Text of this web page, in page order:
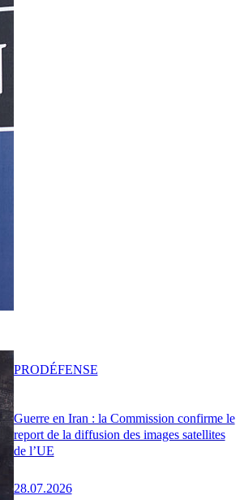
Guerre en Iran : la Commission confirme le
report de la diffusion des images satellites
de l’UE
28.07.2026
PRODÉFENSE